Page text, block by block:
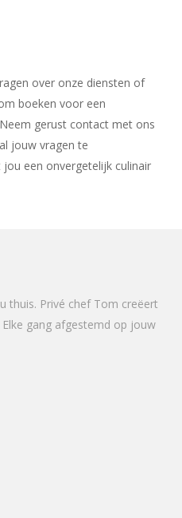
over onze diensten of
boeken voor een
gerust contact met ons
jouw vragen te
een onvergetelijk culinair
thuis. Privé chef Tom creëert
gang afgestemd op jouw